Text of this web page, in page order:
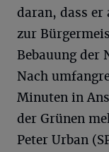
daran, dass er
zur
Bebauung der
Nach
Minuten in
der Grünen
Peter Urban